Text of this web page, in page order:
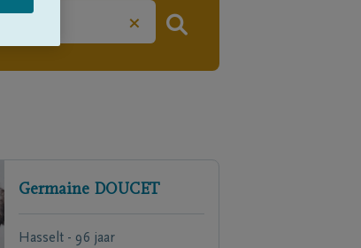
×
Germaine DOUCET
Hasselt - 96 jaar